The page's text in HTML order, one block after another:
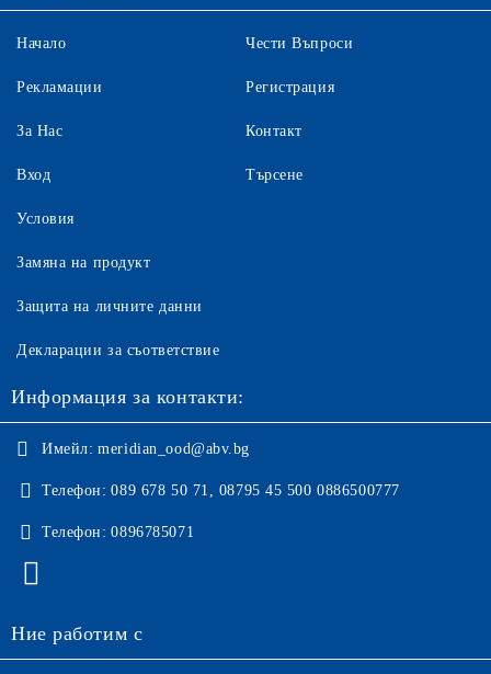
Начало
Рекламации
За Нас
Вход
Чести Въпроси
Регистрация
Контакт
Търсене
Условия
Замяна на продукт
Защита на личните данни
Декларации за съответствие
Информация за контакти:
Имейл: meridian_ood@abv.bg
Телефон: 089 678 50 71, 08795 45 500 0886500777
Телефон: 0896785071
Ние работим с